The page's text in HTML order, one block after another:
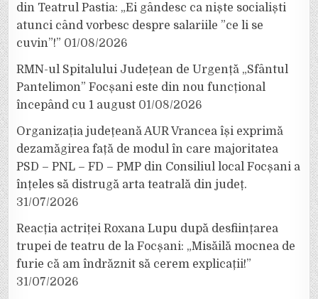
din Teatrul Pastia: „Ei gândesc ca niște socialiști
atunci când vorbesc despre salariile ”ce li se
cuvin”!” 01/08/2026
RMN-ul Spitalului Județean de Urgență „Sfântul
Pantelimon” Focșani este din nou funcțional
începând cu 1 august 01/08/2026
Organizația județeană AUR Vrancea își exprimă
dezamăgirea față de modul în care majoritatea
PSD – PNL – FD – PMP din Consiliul local Focșani a
înțeles să distrugă arta teatrală din județ.
31/07/2026
Reacția actriței Roxana Lupu după desființarea
trupei de teatru de la Focșani: „Misăilă mocnea de
furie că am îndrăznit să cerem explicații!”
31/07/2026